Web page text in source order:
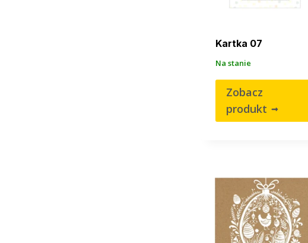
Kartka 07
Na stanie
Zobacz
produkt